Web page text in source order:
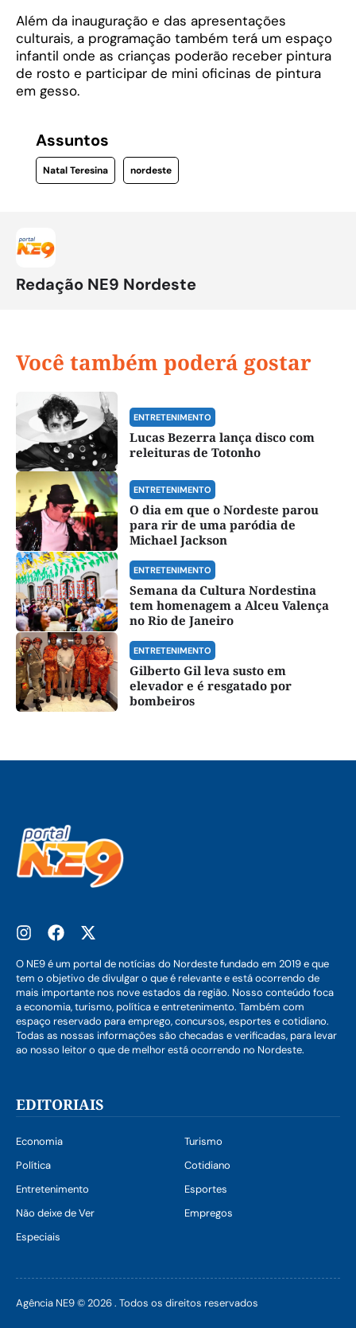
Além da inauguração e das apresentações
culturais, a programação também terá um espaço
infantil onde as crianças poderão receber pintura
de rosto e participar de mini oficinas de pintura
em gesso.
Assuntos
Natal Teresina nordeste
Redação NE9 Nordeste
Você também poderá gostar
ENTRETENIMENTO
Lucas Bezerra lança disco com
releituras de Totonho
ENTRETENIMENTO
O dia em que o Nordeste parou
para rir de uma paródia de
Michael Jackson
ENTRETENIMENTO
Semana da Cultura Nordestina
tem homenagem a Alceu Valença
no Rio de Janeiro
ENTRETENIMENTO
Gilberto Gil leva susto em
elevador e é resgatado por
bombeiros
O NE9 é um portal de notícias do Nordeste fundado em 2019 e que
tem o objetivo de divulgar o que é relevante e está ocorrendo de
mais importante nos nove estados da região. Nosso conteúdo foca
a economia, turismo, política e entretenimento. Também com
espaço reservado para emprego, concursos, esportes e cotidiano.
Todas as nossas informações são checadas e verificadas, para levar
ao nosso leitor o que de melhor está ocorrendo no Nordeste.
EDITORIAIS
Economia
Turismo
Política
Cotidiano
Entretenimento
Esportes
Não deixe de Ver
Empregos
Especiais
Agência NE9 © 2026 . Todos os direitos reservados